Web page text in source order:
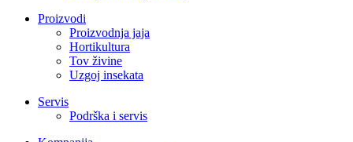
Proizvodi
Proizvodnja jaja
Hortikultura
Tov živine
Uzgoj insekata
Servis
Podrška i servis